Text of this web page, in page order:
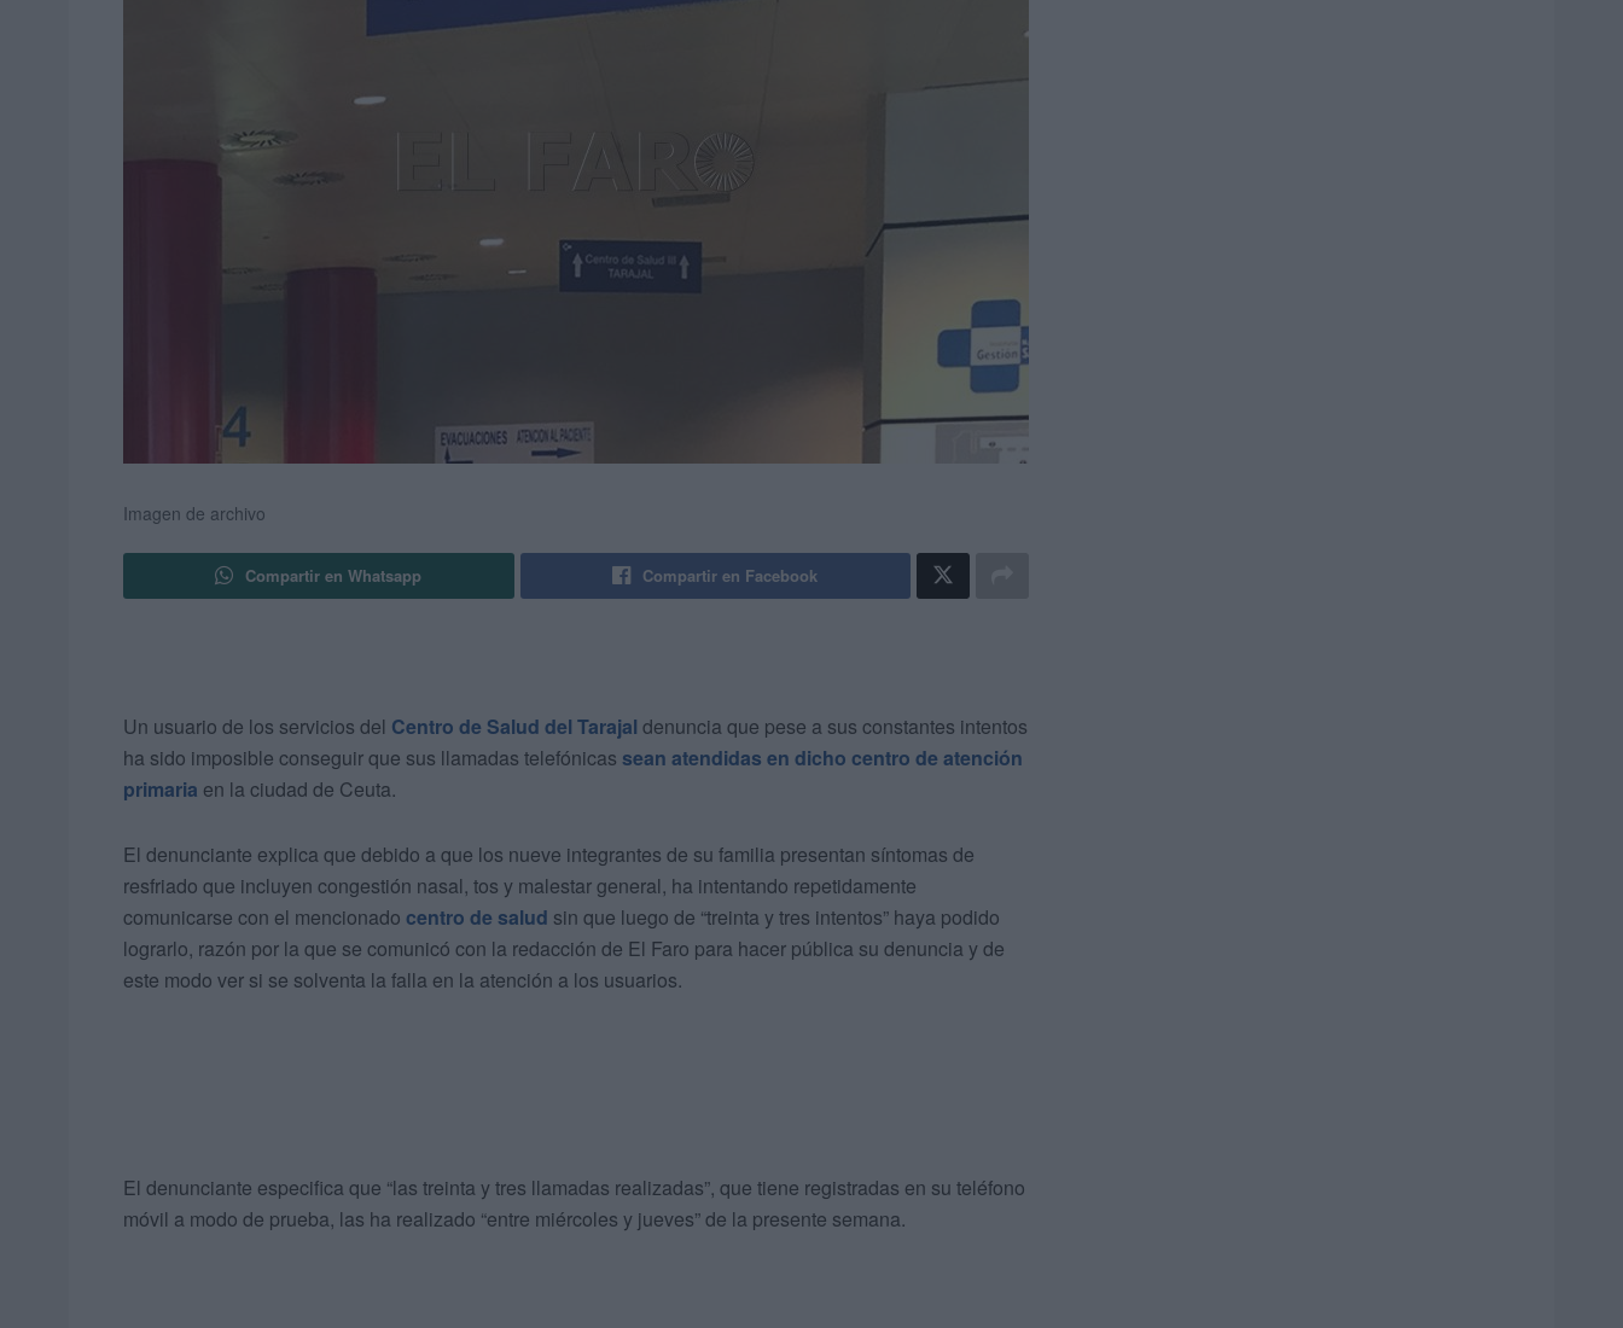
Imagen de archivo
Compartir en Whatsapp Compartir en Facebook
Un usuario de los servicios del Centro de Salud del Tarajal denuncia que pese a sus constantes intentos
ha sido imposible conseguir que sus llamadas telefónicas sean atendidas en dicho centro de atención
primaria en la ciudad de Ceuta.
El denunciante explica que debido a que los nueve integrantes de su familia presentan síntomas de
resfriado que incluyen congestión nasal, tos y malestar general, ha intentando repetidamente
comunicarse con el mencionado centro de salud sin que luego de “treinta y tres intentos” haya podido
lograrlo, razón por la que se comunicó con la redacción de El Faro para hacer pública su denuncia y de
este modo ver si se solventa la falla en la atención a los usuarios.
El denunciante especifica que “las treinta y tres llamadas realizadas”, que tiene registradas en su teléfono
móvil a modo de prueba, las ha realizado “entre miércoles y jueves” de la presente semana.